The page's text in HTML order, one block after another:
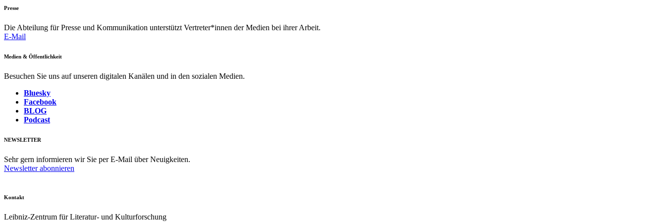
Presse
Die Abteilung für Presse und Kommunikation unterstützt Vertreter*innen der Medien bei ihrer Arbeit.
E-Mail
Medien & Öffentlichkeit
Besuchen Sie uns auf unseren digitalen Kanälen und in den sozialen Medien.
Bluesky
Facebook
BLOG
Podcast
NEWSLETTER
Sehr gern informieren wir Sie per E-Mail über Neuigkeiten.
Newsletter abonnieren
Kontakt
Leibniz-Zentrum für Literatur- und Kulturforschung